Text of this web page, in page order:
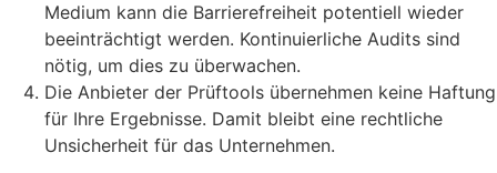
Medium kann die Barrierefreiheit potentiell wieder
beeinträchtigt werden. Kontinuierliche Audits sind
nötig, um dies zu überwachen.
Die Anbieter der Prüftools übernehmen keine Haftung
für Ihre Ergebnisse. Damit bleibt eine rechtliche
Unsicherheit für das Unternehmen.